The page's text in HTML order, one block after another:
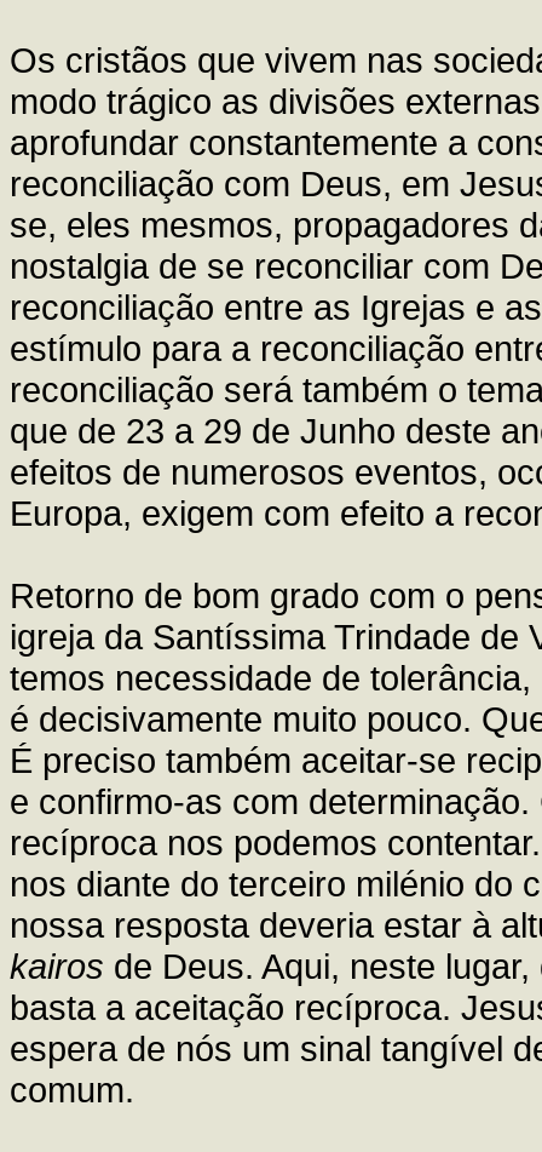
Os cristãos que vivem nas
modo trágico as divisões
aprofundar constantemente a
reconciliação com Deus, em
se, eles mesmos, propagadores
nostalgia de se reconciliar com
reconciliação entre as Igrejas e
estímulo para a reconciliação
reconciliação será também o
que de 23 a 29 de Junho deste
efeitos de numerosos eventos,
Europa, exigem com efeito a
Retorno de bom grado com o
igreja da Santíssima Trindade de
temos necessidade de
é decisivamente muito pouco.
É preciso também aceitar-se
e confirmo-as com
recíproca nos podemos
nos diante do terceiro milénio do
nossa resposta deveria estar à
kairos de Deus. Aqui, neste
basta a aceitação recíproca.
espera de nós um sinal tangível
comum.